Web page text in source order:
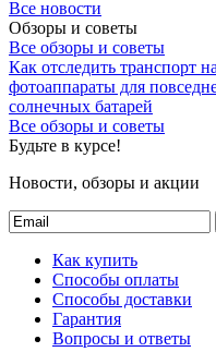
Все новости
Обзоры и советы
Все обзоры и советы
Как отследить транспорт
фотоаппараты для
солнечных батарей
Все обзоры и советы
Будьте в курсе!
Новости, обзоры и акции
Как купить
Способы оплаты
Способы доставки
Гарантия
Вопросы и ответы